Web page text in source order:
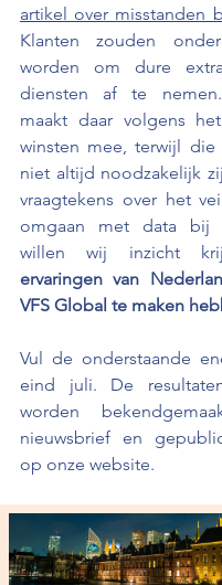
artikel over misstanden
Klanten zouden
worden om dure
diensten af te
maakt daar volgens
winsten mee, terwijl die
niet altijd noodzakelijk
vraagtekens over het
omgaan met data bij
ervaringen van
VFS Global te maken
Vul de onderstaande
eind juli. De
worden
nieuwsbrief en
op onze website.